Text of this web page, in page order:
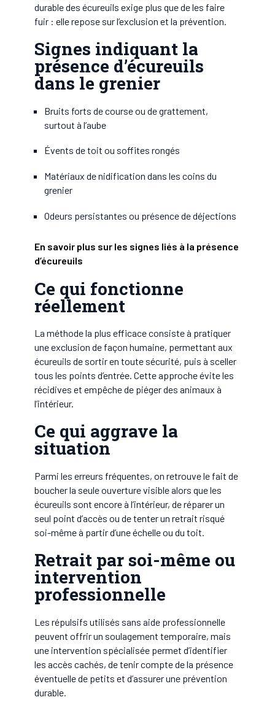
durable des écureuils exige plus que de les faire
fuir : elle repose sur l’exclusion et la prévention.
Signes indiquant la
présence d’écureuils
dans le grenier
Bruits forts de course ou de grattement,
surtout à l’aube
Évents de toit ou soffites rongés
Matériaux de nidification dans les coins du
grenier
Odeurs persistantes ou présence de déjections
En savoir plus sur les signes liés à la présence
d’écureuils
Ce qui fonctionne
réellement
La méthode la plus efficace consiste à pratiquer
une exclusion de façon humaine, permettant aux
écureuils de sortir en toute sécurité, puis à sceller
tous les points d’entrée. Cette approche évite les
récidives et empêche de piéger des animaux à
l’intérieur.
Ce qui aggrave la
situation
Parmi les erreurs fréquentes, on retrouve le fait de
boucher la seule ouverture visible alors que les
écureuils sont encore à l’intérieur, de réparer un
seul point d’accès ou de tenter un retrait risqué
soi-même à partir d’une échelle ou du toit.
Retrait par soi-même ou
intervention
professionnelle
Les répulsifs utilisés sans aide professionnelle
peuvent offrir un soulagement temporaire, mais
une intervention spécialisée permet d’identifier
les accès cachés, de tenir compte de la présence
éventuelle de petits et d’assurer une prévention
durable.